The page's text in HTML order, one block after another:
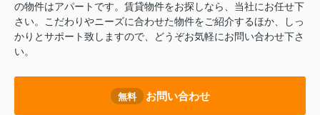
の物件はアパートです。賃貸物件をお探しなら、当社にお任せ下
さい。こだわりやニーズに合わせた物件をご紹介するほか、しっ
かりとサポート致しますので、どうぞお気軽にお問い合わせ下さ
い。
無料 お問い合わせ